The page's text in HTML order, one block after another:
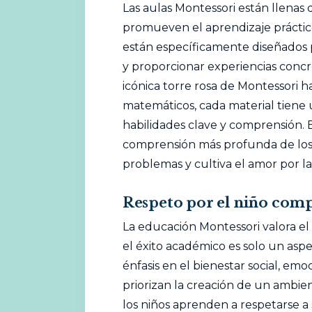
Las aulas Montessori están
promueven el aprendizaje
están específicamente
y proporcionar experiencias
icónica torre rosa de Montessori
matemáticos, cada material
habilidades clave y
comprensión más profunda de
problemas y cultiva el amor por
Respeto por el niño
La educación Montessori valora
el éxito académico es solo un
énfasis en el bienestar social,
priorizan la creación de un
los niños aprenden a respetarse